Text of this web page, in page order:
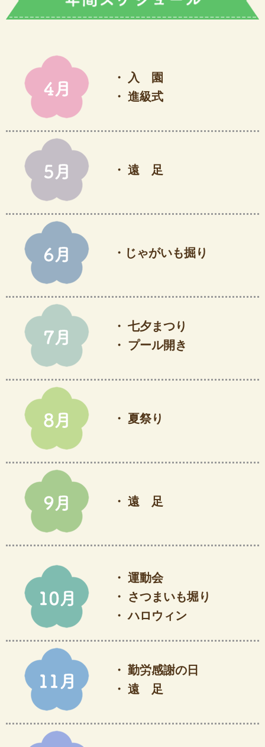
・ 入 園
・ 進級式
・ 遠 足
・じゃがいも掘り
・ 七夕まつり
・ プール開き
・ 夏祭り
・ 遠 足
・ 運動会
・ さつまいも堀り
・ ハロウィン
・ 勤労感謝の日
・ 遠 足